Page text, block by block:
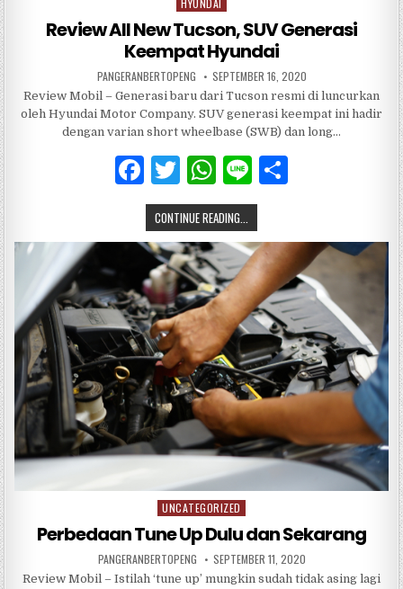
Posted
in
HYUNDAI
Review All New Tucson, SUV Generasi
Keempat Hyundai
PANGERANBERTOPENG SEPTEMBER 16, 2020
Review Mobil – Generasi baru dari Tucson resmi di luncurkan
oleh Hyundai Motor Company. SUV generasi keempat ini hadir
dengan varian short wheelbase (SWB) dan long…
F
a
c
e
b
o
o
k
T
w
it
te
r
W
h
at
s
A
p
p
Li
n
e
CONTINUE READING...
Posted
UNCATEGORIZED
Perbedaan Tune Up Dulu dan Sekarang
PANGERANBERTOPENG SEPTEMBER 11, 2020
Review Mobil – Istilah ‘tune up’ mungkin sudah tidak asing lagi